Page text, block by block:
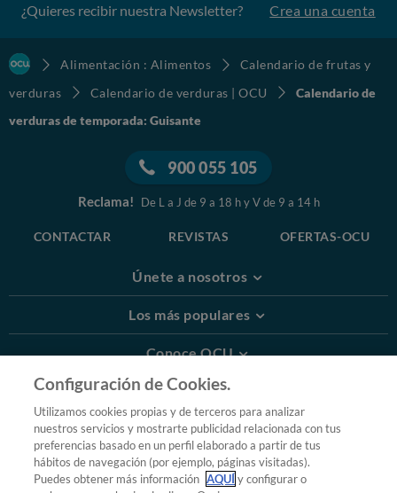
¿Quieres recibir nuestra Newsletter? Crea una cuenta
Alimentación : Alimentos
Calendario de frutas y
verduras
Calendario de verduras | OCU
Calendario de
verduras de temporada: Guisante
900 055 105
Reclama! De L a J de 9 a 18 h y V de 9 a 14 h
CONTACTAR REVISTAS OFERTAS-OCU
Únete a nosotros
Los más populares
Conoce OCU
Más Información
© 2026 OCU
Condiciones generales de contratación de OCU
Política de privacidad
Configuración de Cookies.
Utilizamos cookies propias y de terceros para analizar
nuestros servicios y mostrarte publicidad relacionada con tus
preferencias basado en un perfil elaborado a partir de tus
hábitos de navegación (por ejemplo, páginas visitadas).
Puedes obtener más información AQUÍy configurar o